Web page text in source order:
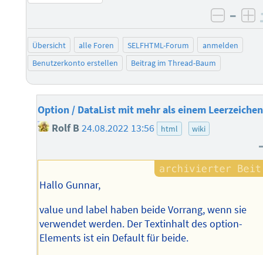
–
Übersicht alle Foren SELFHTML-Forum
anmelden
Benutzerkonto erstellen
Beitrag im Thread-Baum
Option / DataList mit mehr als einem Leerzeichen
Rolf B24.08.2022 13:56 html wiki
Hallo Gunnar,
value und label haben beide Vorrang, wenn sie
verwendet werden. Der Textinhalt des option-
Elements ist ein Default für beide.